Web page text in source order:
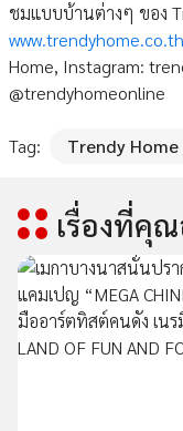
ชมแบบบ้านต่างๆ ของ
www.trendyhome.co.th
Home, Instagram:
@trendyhomeonline
Tag: Trendy Home
เรื่องที่คุ